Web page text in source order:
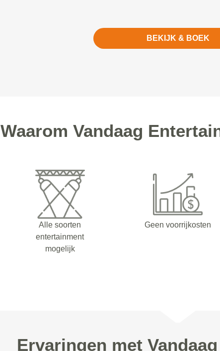
BEKIJK & BOEK
Waarom Vandaag
Alle soorten
entertainment
mogelijk
Geen voorrijkosten
Ervaringen met